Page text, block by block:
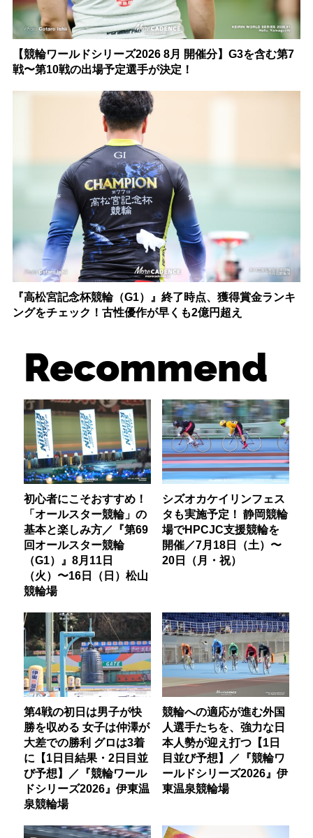
【競輪ワールドシリーズ2026 8月 開催分】G3を含む第7
戦〜第10戦の出場予定選手が決定！
『高松宮記念杯競輪（G1）』終了時点、獲得賞金ランキ
ングをチェック！古性優作が早くも2億円超え
Recommend
初心者にこそおすすめ！
「オールスター競輪」の
基本と楽しみ方／『第69
回オールスター競輪
（G1）』8月11日
（火）〜16日（日）松山
競輪場
シズオカケイリンフェス
タも実施予定！ 静岡競輪
場でHPCJC支援競輪を
開催／7月18日（土）〜
20日（月・祝）
第4戦の初日は男子が快
勝を収める 女子は仲澤が
大差での勝利 グロは3着
に【1日目結果・2日目並
び予想】／『競輪ワール
ドシリーズ2026』伊東温
泉競輪場
競輪への適応が進む外国
人選手たちを、強力な日
本人勢が迎え打つ【1日
目並び予想】／『競輪ワ
ールドシリーズ2026』伊
東温泉競輪場